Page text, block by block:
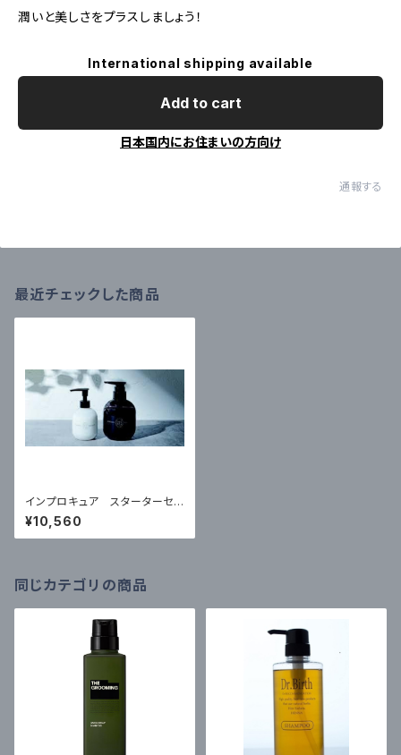
潤いと美しさをプラスしましょう！
International shipping available
Add to cart
日本国内にお住まいの方向け
通報する
最近チェックした商品
インプロキュア スターターセッ
ト ￥10560税込
¥10,560
同じカテゴリの商品